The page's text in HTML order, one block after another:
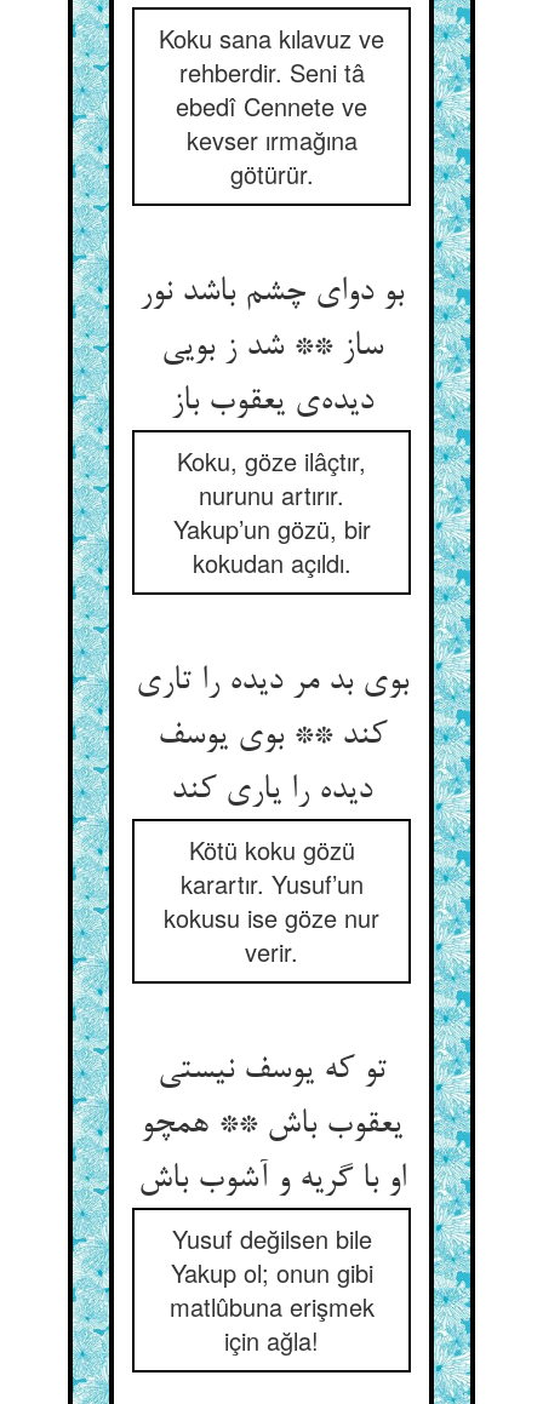
Koku sana kılavuz ve
rehberdir. Seni tâ
ebedî Cennete ve
kevser ırmağına
götürür.
بو دوای چشم باشد نور
ساز ** شد ز بویی
دیده‌‌ی یعقوب باز
Koku, göze ilâçtır,
nurunu artırır.
Yakup’un gözü, bir
kokudan açıldı.
بوی بد مر دیده را تاری
کند ** بوی یوسف
دیده را یاری کند
Kötü koku gözü
karartır. Yusuf’un
kokusu ise göze nur
verir.
تو که یوسف نیستی
یعقوب باش ** همچو
او با گریه و آشوب باش‌‌
Yusuf değilsen bile
Yakup ol; onun gibi
matlûbuna erişmek
için ağla!